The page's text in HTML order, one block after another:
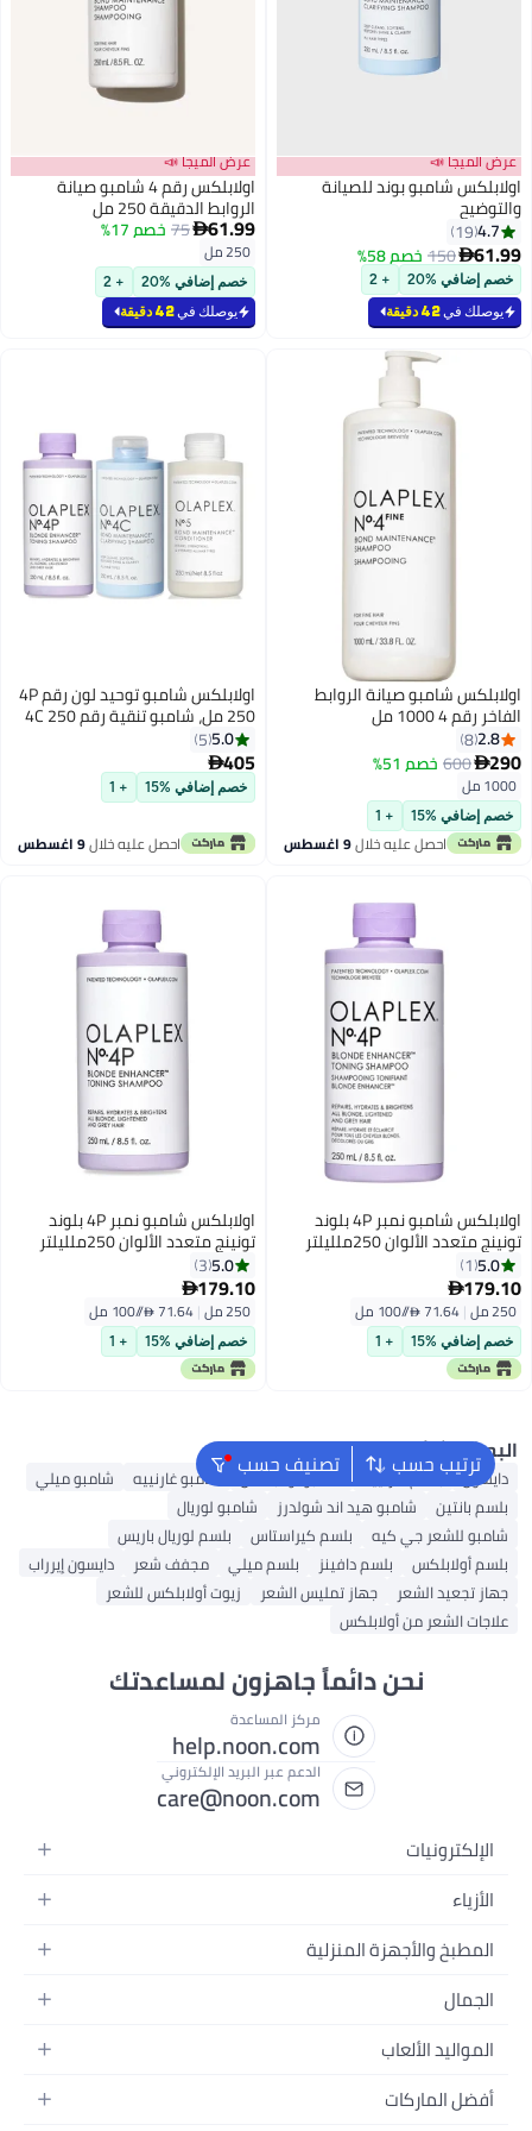
الميجا 📣
شامبو بوند للصيانة
4.7
19

150خصم 58%
إضافي %20 + 2
يوصلك في 42 دقيقة
عرض الميجا 📣
اولابلكس رقم 4 شامبو صيانة
الروابط الدقيقة 250 مل
61.99
75خصم 17%
250 مل
خصم إضافي %20 + 2
يوصلك في 42 دقيقة
شامبو صيانة الروابط
رقم 4 1000 مل
2.8
8

600خصم 51%
مل
إضافي %15 + 1
احصل عليه خلال9 اغسطس
اولابلكس شامبو توحيد لون رقم 4P
250 مل، شامبو تنقية رقم 4C 250
مل وبلسم رقم 5 بوند 250 مل
5.0
5
405
خصم إضافي %15 + 1
احصل عليه خلال9 اغسطس
اولابلكس شامبو نمبر 4P بلوند
متعدد الألوان 250ملليلتر
5.0
1

مل |71.64 /⁨/100 مل⁩
إضافي %15 + 1
اولابلكس شامبو نمبر 4P بلوند
تونينج متعدد الألوان 250ملليلتر
5.0
3
179.10
250 مل |71.64 /⁨/100 مل⁩
خصم إضافي %15 + 1
ترتيب حسب تصنيف حسب الشائع
دايسون بلسم غارنييه شامبو أولابلكس شامبو غارنييه
شامبو ميلي
بلسم بانتين
شامبو هيد اند شولدرز
شامبو لوريال
شامبو للشعر جي كيه
بلسم كيراستاس
بلسم لوريال باريس
بلسم أولابلكس
بلسم دافينز بلسم ميلي مجفف شعر
دايسون إيرراب
جهاز تجعيد الشعر
جهاز تمليس الشعر
زيوت أولابلكس للشعر
علاجات الشعر من أولابلكس
نحن دائماً جاهزون لمساعدتك
مركز المساعدة
help.noon.com
الدعم عبر البريد الإلكتروني
care@noon.com
الإلكترونيات
الهواتف المتحركة
أجهزة الكمبيوتر المحمولة
أجهزة الكمبيوتر المكتبية
سماعات الرأس
الكاميرات والصور وتسجيل الفيديو
الأزياء
أزياء نسائية
أزياء الأطفال
العطور
المجوهرات
المطبخ والأجهزة المنزلية
الأجهزة الكبيرة
أثاث غرفة النوم
التخزين
الجمال
العطور
العناية بالشعر
المواليد الألعاب
الرضاعة والتغذية
أفضل الماركات